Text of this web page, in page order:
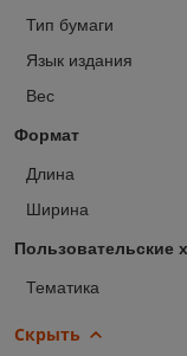
Тип бумаги
Язык издания
Вес
Формат
Длина
Ширина
Пользовательские
Тематика
Скрыть